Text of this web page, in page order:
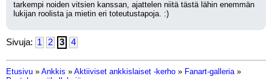
tarkempi noiden vitsien kanssan, ajattelen niitä tästä lähin enemmän
lukijan roolista ja mietin eri toteutustapoja. :)
Sivuja: 1 2 3 4
Etusivu » Ankkis » Aktiiviset ankkislaiset -kerho » Fanart-galleria »